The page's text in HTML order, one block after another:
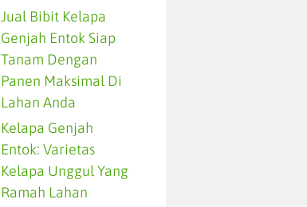
Jual Bibit Kelapa
Genjah Entok Siap
Tanam Dengan
Panen Maksimal Di
Lahan Anda
Kelapa Genjah
Entok: Varietas
Kelapa Unggul Yang
Ramah Lahan